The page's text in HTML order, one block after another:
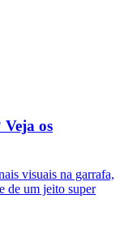
os
visuais na garrafa,
de um jeito super